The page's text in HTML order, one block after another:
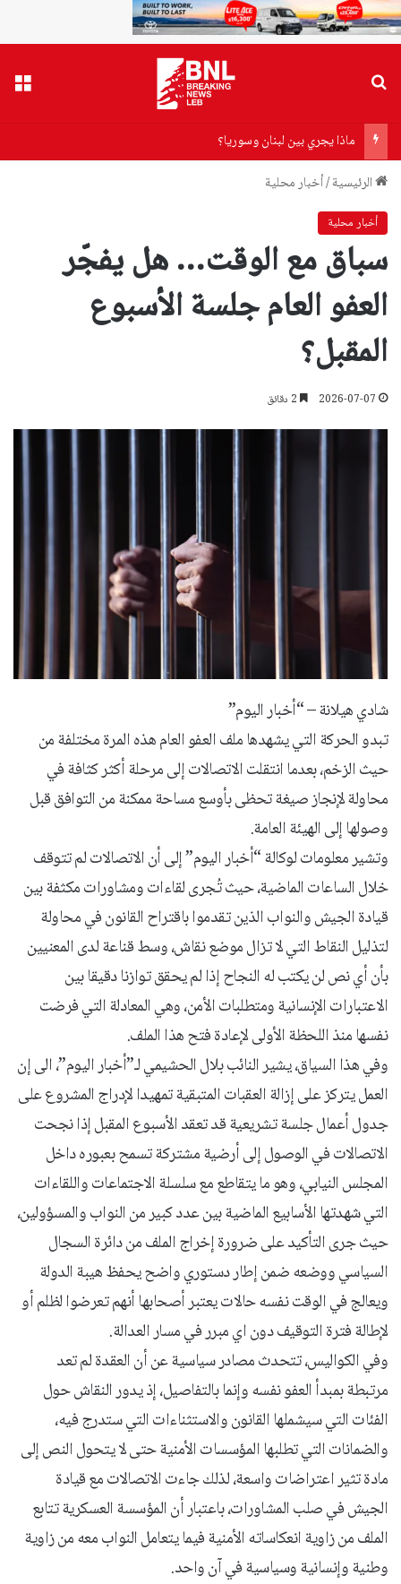
ماذا يجري بين لبنان وسوريا؟
الرئيسية/أخبار محلية
أخبار محلية
سباق مع الوقت… هل يفجّر
العفو العام جلسة الأسبوع
المقبل؟
2026-07-07
شادي هيلانة – “أخبار اليوم”
تبدو الحركة التي يشهدها ملف العفو العام هذه المرة مختلفة من
حيث الزخم، بعدما انتقلت الاتصالات إلى مرحلة أكثر كثافة في
محاولة لإنجاز صيغة تحظى بأوسع مساحة ممكنة من التوافق قبل
وصولها إلى الهيئة العامة.
وتشير معلومات لوكالة “أخبار اليوم” إلى أن الاتصالات لم تتوقف
خلال الساعات الماضية، حيث تُجرى لقاءات ومشاورات مكثفة بين
قيادة الجيش والنواب الذين تقدموا باقتراح القانون في محاولة
لتذليل النقاط التي لا تزال موضع نقاش، وسط قناعة لدى المعنيين
بأن أي نص لن يكتب له النجاح إذا لم يحقق توازنا دقيقا بين
الاعتبارات الإنسانية ومتطلبات الأمن، وهي المعادلة التي فرضت
نفسها منذ اللحظة الأولى لإعادة فتح هذا الملف.
وفي هذا السياق، يشير النائب بلال الحشيمي لـ”أخبار اليوم”، الى إن
العمل يتركز على إزالة العقبات المتبقية تمهيدا لإدراج المشروع على
جدول أعمال جلسة تشريعية قد تعقد الأسبوع المقبل إذا نجحت
الاتصالات في الوصول إلى أرضية مشتركة تسمح بعبوره داخل
المجلس النيابي، وهو ما يتقاطع مع سلسلة الاجتماعات واللقاءات
التي شهدتها الأسابيع الماضية بين عدد كبير من النواب والمسؤولين،
حيث جرى التأكيد على ضرورة إخراج الملف من دائرة السجال
السياسي ووضعه ضمن إطار دستوري واضح يحفظ هيبة الدولة
ويعالج في الوقت نفسه حالات يعتبر أصحابها أنهم تعرضوا لظلم أو
لإطالة فترة التوقيف دون اي مبرر في مسار العدالة.
وفي الكواليس، تتحدث مصادر سياسية عن أن العقدة لم تعد
مرتبطة بمبدأ العفو نفسه وإنما بالتفاصيل، إذ يدور النقاش حول
الفئات التي سيشملها القانون والاستثناءات التي ستدرج فيه،
والضمانات التي تطلبها المؤسسات الأمنية حتى لا يتحول النص إلى
مادة تثير اعتراضات واسعة، لذلك جاءت الاتصالات مع قيادة
الجيش في صلب المشاورات، باعتبار أن المؤسسة العسكرية تتابع
الملف من زاوية انعكاساته الأمنية فيما يتعامل النواب معه من زاوية
وطنية وإنسانية وسياسية في آن واحد.